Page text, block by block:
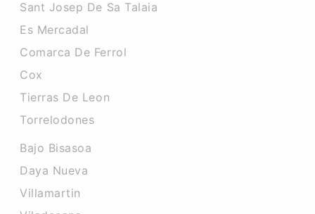
Sant Josep De Sa Talaia
Es Mercadal
Comarca De Ferrol
Cox
Tierras De Leon
Torrelodones
Bajo Bisasoa
Daya Nueva
Villamartin